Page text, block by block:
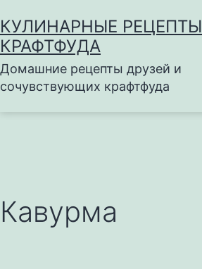
к
содержимому
КУЛИНАРНЫЕ РЕЦЕПТЫ
КРАФТФУДА
Домашние рецепты друзей и
сочувствующих крафтфуда
Кавурма